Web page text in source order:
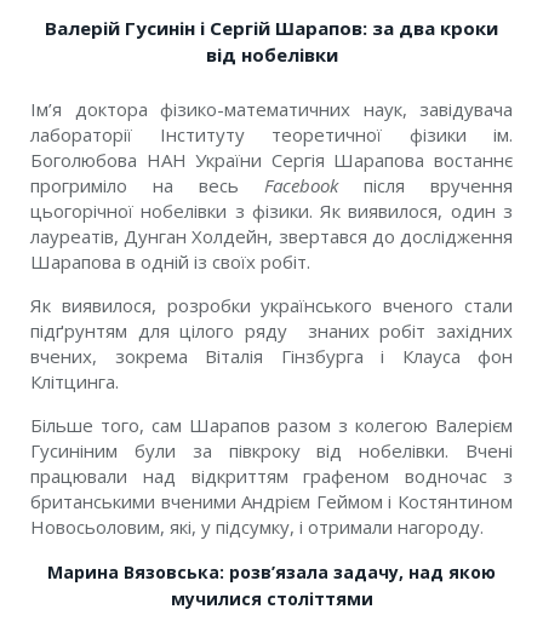
Валерій Гусинін і Сергій Шарапов: за два кроки
від нобелівки
Ім’я доктора фізико-математичних наук, завідувача
лабораторії Інституту теоретичної фізики ім.
Боголюбова НАН України Сергія Шарапова востаннє
прогриміло на весь Facebookпісля вручення
цьогорічної нобелівки з фізики. Як виявилося, один з
лауреатів, Дунган Холдейн, звертався до дослідження
Шарапова в одній із своїх робіт.
Як виявилося, розробки українського вченого стали
підґрунтям для цілого ряду знаних робіт західних
вчених, зокрема Віталія Гінзбурга і Клауса фон
Клітцинга.
Більше того, сам Шарапов разом з колегою Валерієм
Гусиніним були за півкроку від нобелівки. Вчені
працювали над відкриттям графеном водночас з
британськими вченими Андрієм Геймом і Костянтином
Новосьоловим, які, у підсумку, і отримали нагороду.
Марина Вязовська: розв’язала задачу, над якою
мучилися століттями